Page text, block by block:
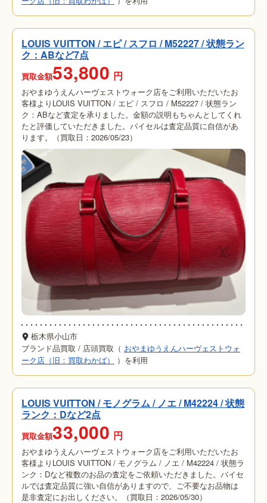
LOUIS VUITTON / エピ / スフロ / M52227 / 状態ラン
ク：ABなど7点
買取金額53,800 円
おやまゆうえんハーヴェストウォーク店をご利用いただいたお
客様よりLOUIS VUITTON / エピ / スフロ / M52227 / 状態ラン
ク：ABなど査定を承りました。金額の説明もちゃんとしてくれ
たと評価していただきました。バイセルは査定品質に自信があ
ります。（買取日：2026/05/23）
栃木県小山市
ブランド品買取 / 店頭買取（ おやまゆうえんハーヴェストウォ
ーク店（旧：買取わかば）
）を利用
LOUIS VUITTON / モノグラム / ノエ / M42224 / 状態
ランク：Dなど2点
買取金額33,000 円
おやまゆうえんハーヴェストウォーク店をご利用いただいたお
客様よりLOUIS VUITTON / モノグラム / ノエ / M42224 / 状態ラ
ンク：Dなど複数のお品の査定をご依頼いただきました。バイセ
ルでは査定品質に強い自信がありますので、ご不要なお品物は
是非査定にお出しください。（買取日：2026/05/30）